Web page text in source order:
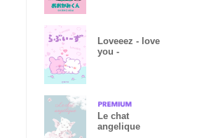
Loveeez - love
you -
Le chat
angelique